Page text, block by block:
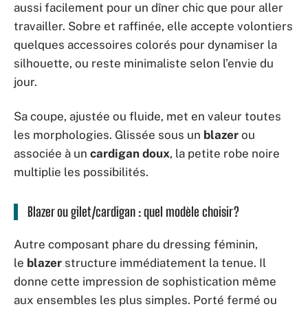
aussi facilement pour un dîner chic que pour aller
travailler. Sobre et raffinée, elle accepte volontiers
quelques accessoires colorés pour dynamiser la
silhouette, ou reste minimaliste selon l’envie du
jour.
Sa coupe, ajustée ou fluide, met en valeur toutes
les morphologies. Glissée sous un blazer ou
associée à un cardigan doux, la petite robe noire
multiplie les possibilités.
Blazer ou gilet/cardigan : quel modèle choisir ?
Autre composant phare du dressing féminin,
le blazer structure immédiatement la tenue. Il
donne cette impression de sophistication même
aux ensembles les plus simples. Porté fermé ou